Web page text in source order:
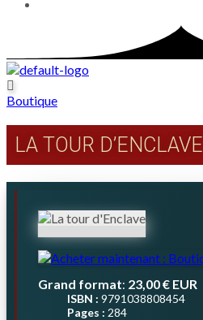
Boutique
LA TOUR D’ENCLAVE
Grand format: 23,00 €EUR
ISBN : 9791038808454
Pages : 284